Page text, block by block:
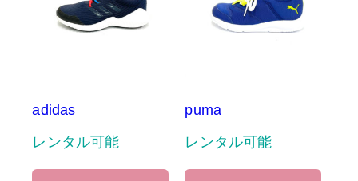
adidas
レンタル可能
puma
レンタル可能